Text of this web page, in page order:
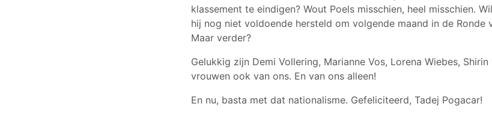
klassement te eindigen? Wout Poels misschien, heel misschien.
hij nog niet voldoende hersteld om volgende maand in de Ronde
Maar verder?
Gelukkig zijn Demi Vollering, Marianne Vos, Lorena Wiebes,
vrouwen ook van ons. En van ons alleen!
En nu, basta met dat nationalisme. Gefeliciteerd, Tadej Pogacar!